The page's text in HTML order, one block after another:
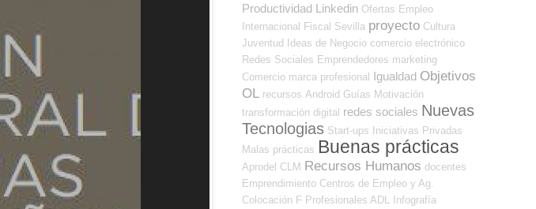
Productividad Linkedin Ofertas Empleo
Internacional
Fiscal Sevilla proyecto Cultura
Juventud
Ideas de Negocio comercio electrónico
Redes Sociales Emprendedores marketing
Comercio marca profesional Igualdad Objetivos
OL recursos Android Guías Motivación
transformación digital redes sociales Nuevas
Tecnologias Start-ups
Iniciativas Privadas
Malas prácticas Buenas prácticas
Aprodel CLM Recursos Humanos docentes
Emprendimiento Centros de Empleo y Ag.
Colocación F Profesionales ADL
Infografía